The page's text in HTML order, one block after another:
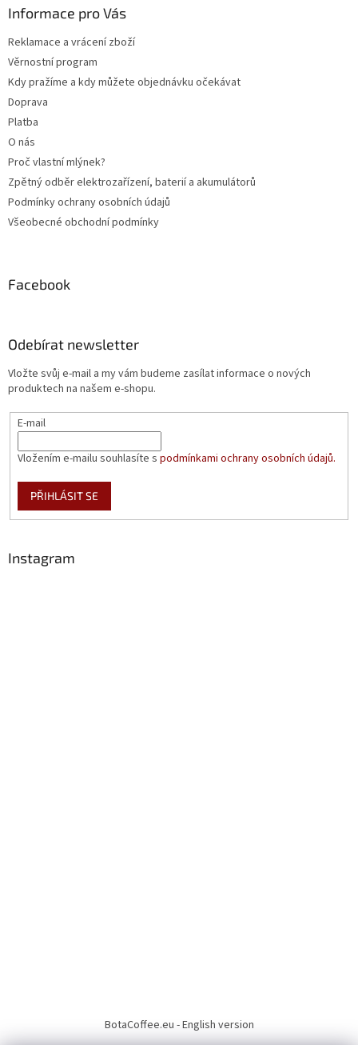
Informace pro Vás
Reklamace a vrácení zboží
Věrnostní program
Kdy pražíme a kdy můžete objednávku očekávat
Doprava
Platba
O nás
Proč vlastní mlýnek?
Zpětný odběr elektrozařízení, baterií a akumulátorů
Podmínky ochrany osobních údajů
Všeobecné obchodní podmínky
Facebook
Odebírat newsletter
Vložte svůj e-mail a my vám budeme zasílat informace o nových
produktech na našem e-shopu.
E-mail
Vložením e-mailu souhlasíte s podmínkami ochrany osobních údajů.
PŘIHLÁSIT SE
Instagram
BotaCoffee.eu - English version